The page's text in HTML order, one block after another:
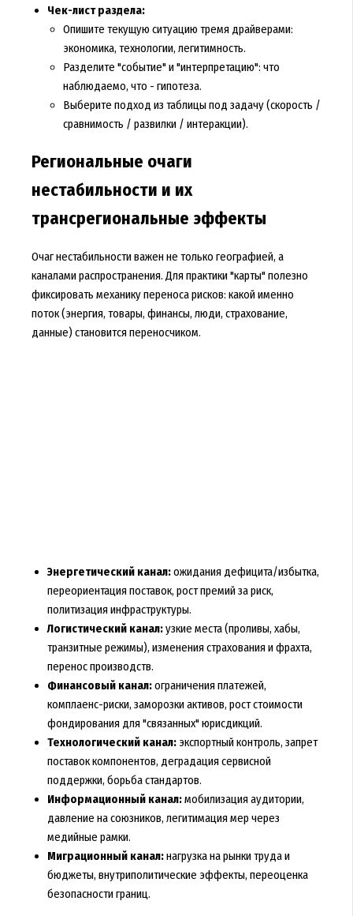
Чек-лист раздела:
Опишите текущую ситуацию тремя драйверами:
экономика, технологии, легитимность.
Разделите "событие" и "интерпретацию": что
наблюдаемо, что - гипотеза.
Выберите подход из таблицы под задачу (скорость /
сравнимость / развилки / интеракции).
Региональные очаги
нестабильности и их
трансрегиональные эффекты
Очаг нестабильности важен не только географией, а
каналами распространения. Для практики "карты" полезно
фиксировать механику переноса рисков: какой именно
поток (энергия, товары, финансы, люди, страхование,
данные) становится переносчиком.
Энергетический канал:ожидания дефицита/избытка,
переориентация поставок, рост премий за риск,
политизация инфраструктуры.
Логистический канал:узкие места (проливы, хабы,
транзитные режимы), изменения страхования и фрахта,
перенос производств.
Финансовый канал:ограничения платежей,
комплаенс-риски, заморозки активов, рост стоимости
фондирования для "связанных" юрисдикций.
Технологический канал:экспортный контроль, запрет
поставок компонентов, деградация сервисной
поддержки, борьба стандартов.
Информационный канал:мобилизация аудитории,
давление на союзников, легитимация мер через
медийные рамки.
Миграционный канал:нагрузка на рынки труда и
бюджеты, внутриполитические эффекты, переоценка
безопасности границ.